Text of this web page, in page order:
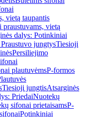
vietą taupantis
vietą
dalys: Potinkiniai
jungtysTiesioji
Persiliejimo
plautuvėmsP-formos
Tiesioji jungtisAtsarginės
PriedaiNuotekų
sifonai prietaisamsP-
Potinkiniai